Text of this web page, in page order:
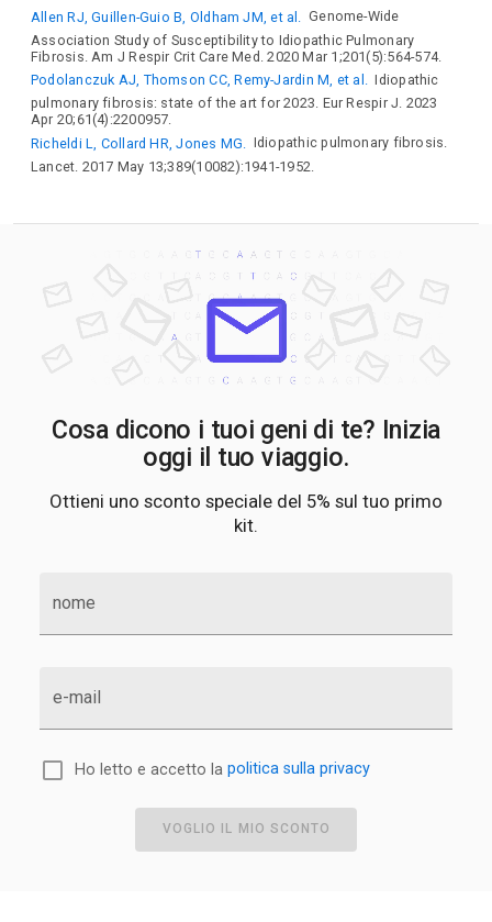
Allen RJ, Guillen-Guio B, Oldham JM, et al.
Genome-Wide
Association Study of Susceptibility to Idiopathic Pulmonary
Fibrosis. Am J Respir Crit Care Med. 2020 Mar 1;201(5):564-574.
Podolanczuk AJ, Thomson CC, Remy-Jardin M, et al. Idiopathic
pulmonary fibrosis: state of the art for 2023. Eur Respir J. 2023
Apr 20;61(4):2200957.
Richeldi L, Collard HR, Jones MG.
Idiopathic pulmonary fibrosis.
Lancet. 2017 May 13;389(10082):1941-1952.
Cosa dicono i tuoi geni di te? Inizia
oggi il tuo viaggio.
Ottieni uno sconto speciale del 5% sul tuo primo
kit.
nome
e-mail
Ho letto e accetto la politica sulla privacy
VOGLIO IL MIO SCONTO